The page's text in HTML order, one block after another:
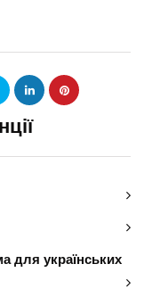
для українських